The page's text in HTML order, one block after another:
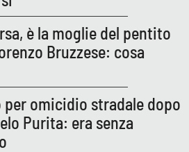
è la moglie del pentito
Bruzzese: cosa
omicidio stradale dopo
Purita: era senza